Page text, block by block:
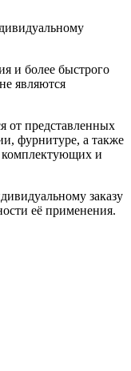
и более быстрого
являются
от представленных
фурнитуре, а также
комплектующих и
заказу
её применения.